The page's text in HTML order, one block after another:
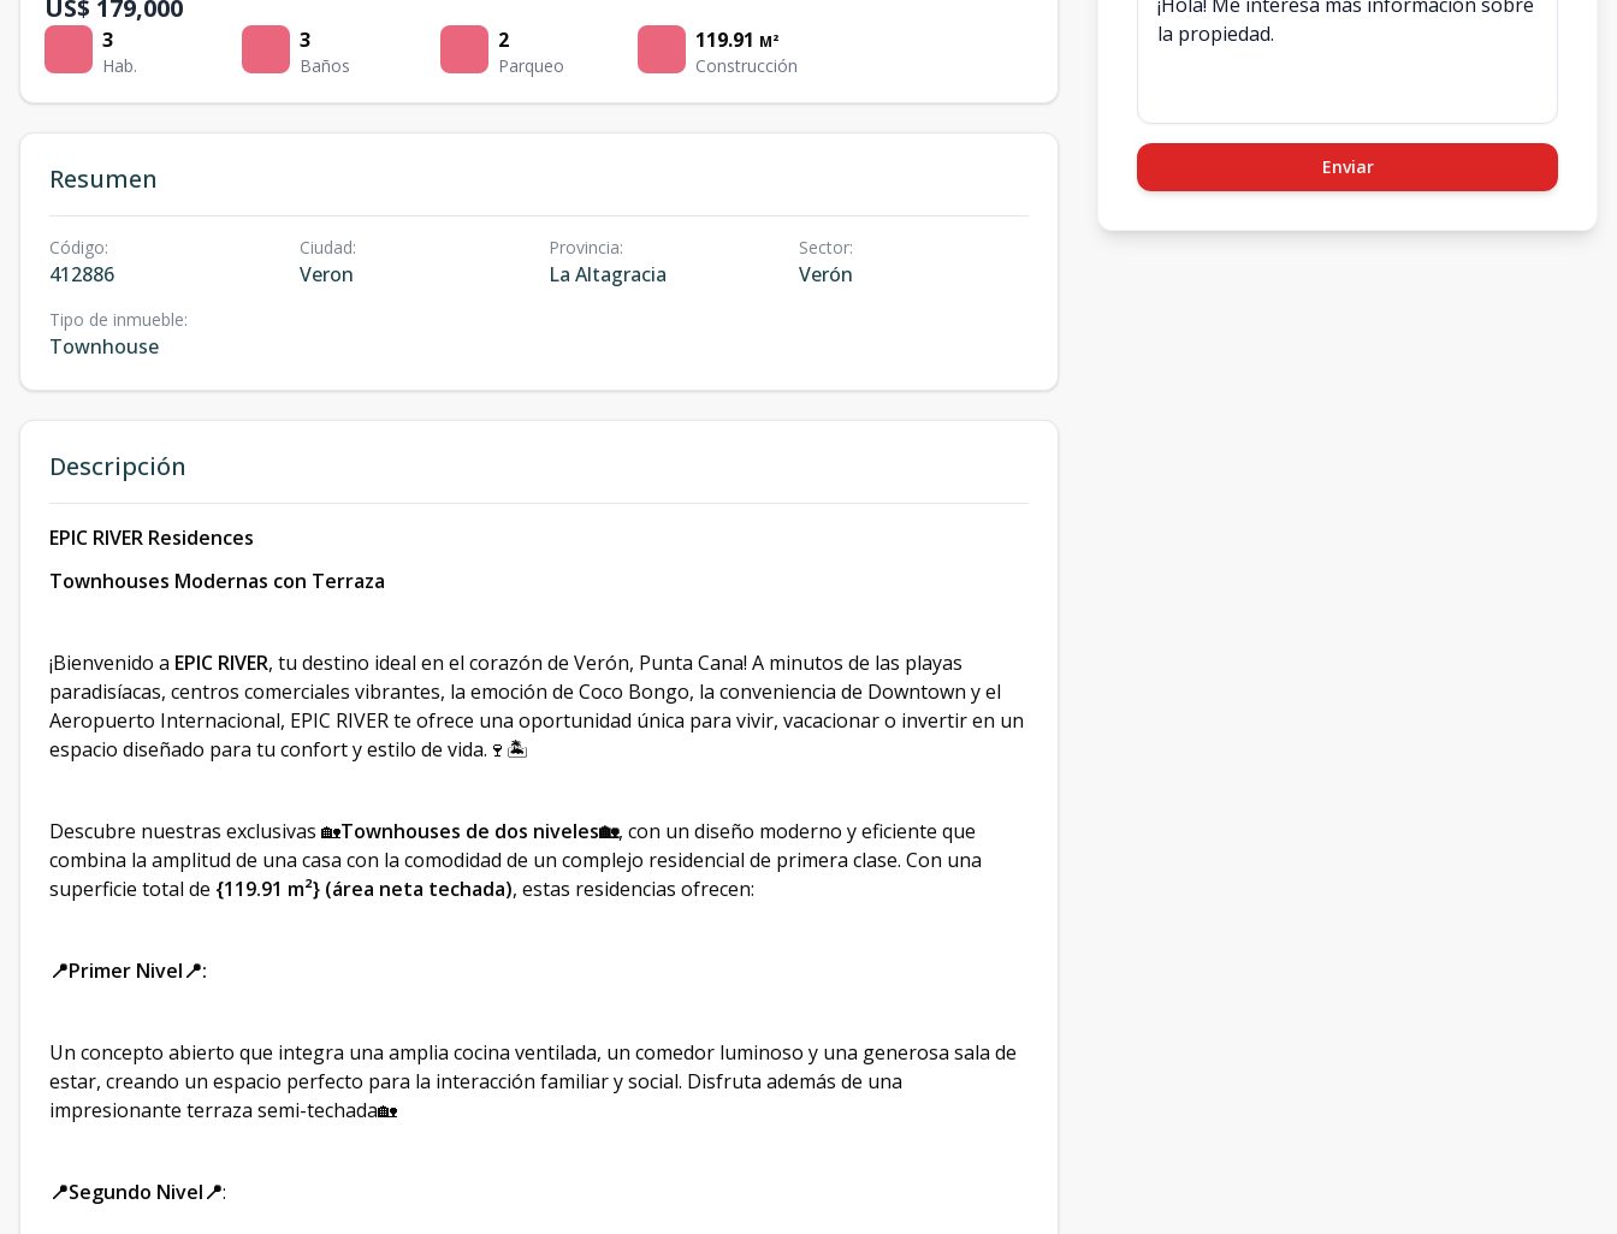
US$ 179,000
3
Hab.
3
Baños
2
Parqueo
119.91 M²
Construcción
Resumen
Código:
412886
Ciudad:
Veron
Provincia:
La Altagracia
Sector:
Verón
Tipo de inmueble:
Townhouse
Descripción
EPIC RIVER Residences
Townhouses Modernas con Terraza
¡Bienvenido a EPIC RIVER, tu destino ideal en el corazón de Verón, Punta Cana! A minutos de las playas
paradisíacas, centros comerciales vibrantes, la emoción de Coco Bongo, la conveniencia de Downtown y el
Aeropuerto Internacional, EPIC RIVER te ofrece una oportunidad única para vivir, vacacionar o invertir en un
espacio diseñado para tu confort y estilo de vida.🍷🏝
Descubre nuestras exclusivas 🏡Townhouses de dos niveles🏡, con un diseño moderno y eficiente que
combina la amplitud de una casa con la comodidad de un complejo residencial de primera clase. Con una
superficie total de {119.91 m²} (área neta techada), estas residencias ofrecen:
📍Primer Nivel📍:
Un concepto abierto que integra una amplia cocina ventilada, un comedor luminoso y una generosa sala de
estar, creando un espacio perfecto para la interacción familiar y social. Disfruta además de una
impresionante terraza semi-techada🏡
📍Segundo Nivel📍:
Enviar